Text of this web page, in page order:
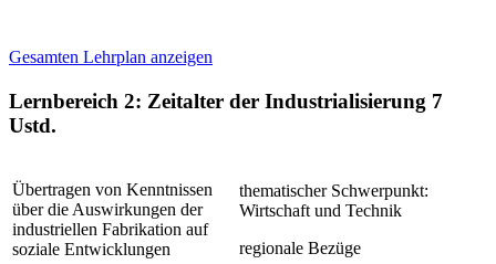
Gesamten Lehrplan anzeigen
Lernbereich 2: Zeitalter der Industrialisierung 7
Ustd.
Übertragen von Kenntnissen
über die Auswirkungen der
industriellen Fabrikation auf
soziale Entwicklungen
thematischer Schwerpunkt:
Wirtschaft und Technik
regionale Bezüge